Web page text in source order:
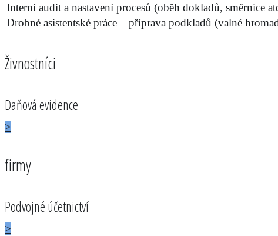
Interní audit a nastavení procesů (oběh dokladů, směrnice
Drobné asistentské práce – příprava podkladů (valné
Živnostníci
Daňová evidence
>
firmy
Podvojné účetnictví
>